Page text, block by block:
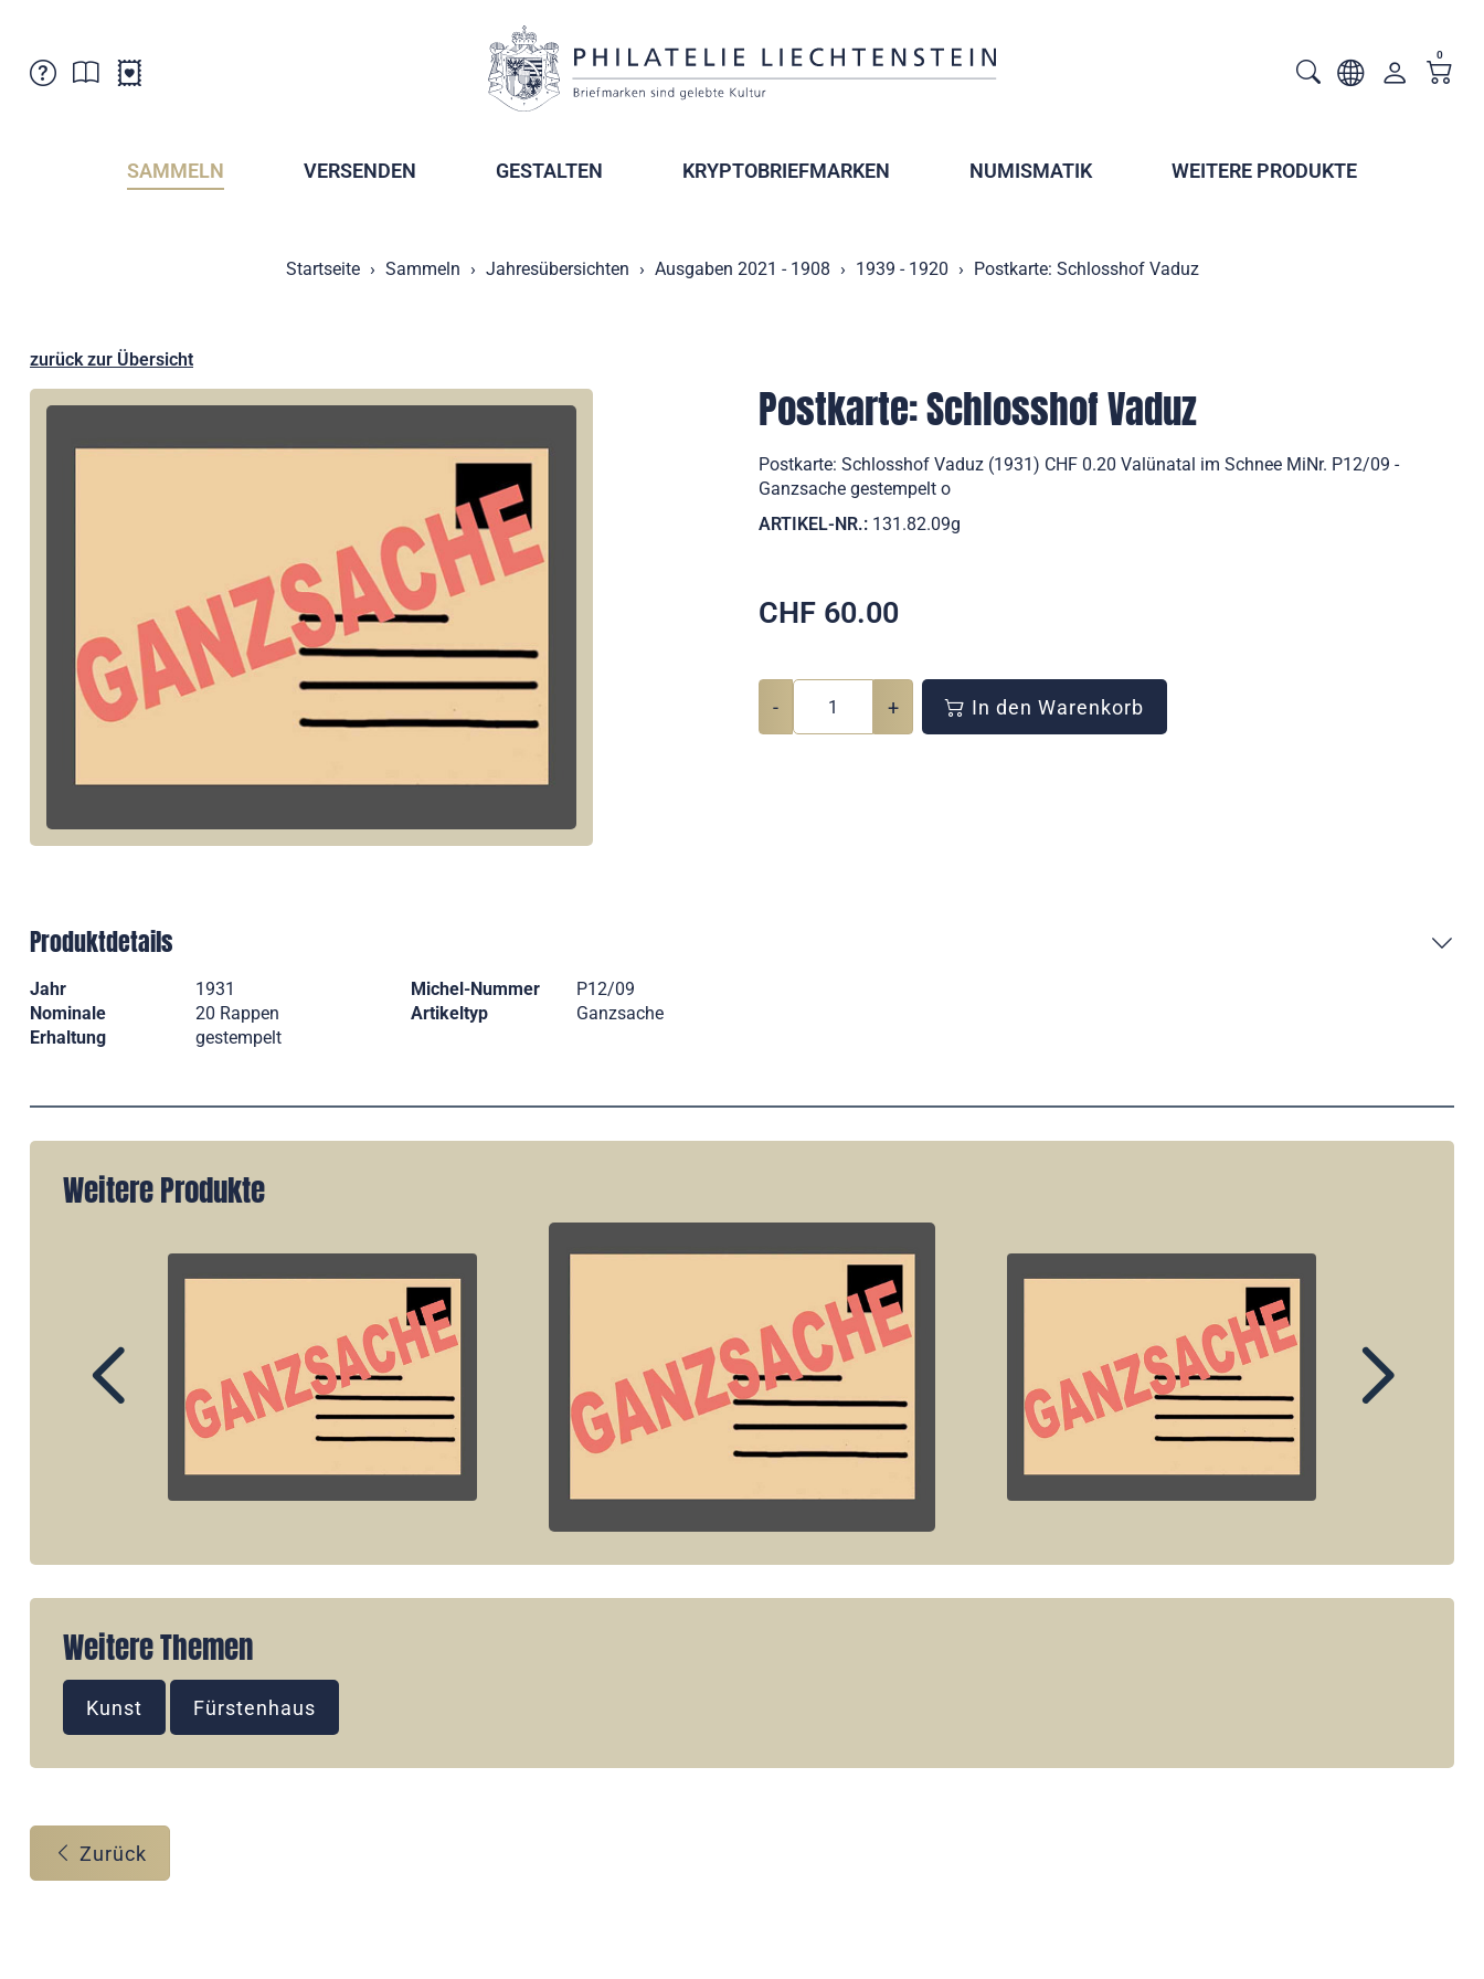
Verkaufsstellen
Postcrossing
Abonnemente
0
SAMMELN VERSENDEN GESTALTEN KRYPTOBRIEFMARKEN NUMISMATIK WEITERE PRODUKTE
Startseite Sammeln Jahresübersichten Ausgaben 2021 - 1908 1939 - 1920 Postkarte: Schlosshof Vaduz
zurück zur Übersicht
Postkarte: Schlosshof Vaduz
Postkarte: Schlosshof Vaduz (1931) CHF 0.20 Valünatal im Schnee MiNr. P12/09 -
Ganzsache gestempelt o
ARTIKEL-NR.: 131.82.09g
CHF 60.00
- + In den Warenkorb
Produktdetails
Jahr 1931 Michel-Nummer
P12/09
Nominale
20 Rappen Artikeltyp
Ganzsache
Erhaltung
gestempelt
Weitere Produkte
Weitere Themen
Kunst Fürstenhaus
Zurück